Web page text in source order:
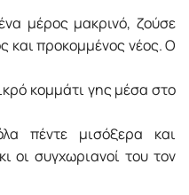
µέρος µακρινό, ζούσε
και προκοµµένος νέος. Ο
κοµµάτι γης µέσα στο
πέντε µισόξερα και
οι συγχωριανοί του τον